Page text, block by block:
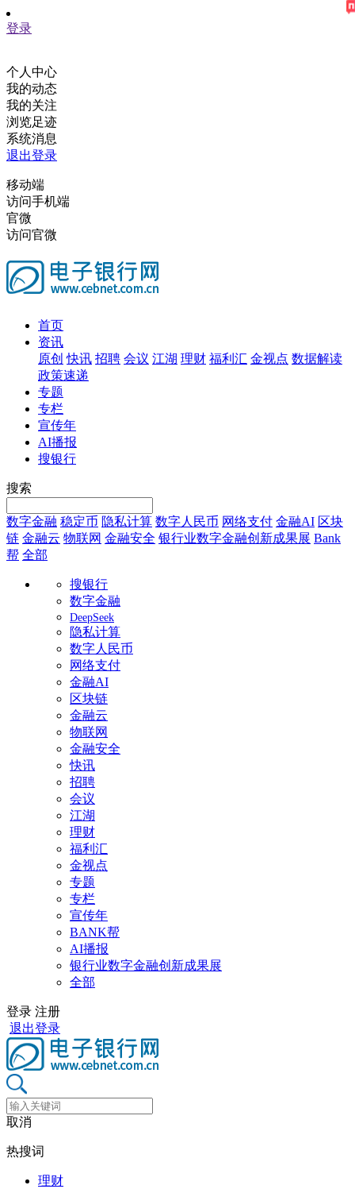
登录
个人中心
我的动态
我的关注
浏览足迹
系统消息
退出登录
移动端
访问手机端
官微
访问官微
首页
资讯
原创 快讯 招聘 会议 江湖 理财 福利汇 金视点 数据解读
政策速递
专题
专栏
宣传年
AI播报
搜银行
搜索
数字金融 稳定币 隐私计算 数字人民币 网络支付 金融AI 区块
链 金融云 物联网 金融安全 银行业数字金融创新成果展 Bank
帮 全部
搜银行
数字金融
DeepSeek
隐私计算
数字人民币
网络支付
金融AI
区块链
金融云
物联网
金融安全
快讯
招聘
会议
江湖
理财
福利汇
金视点
专题
专栏
宣传年
BANK帮
AI播报
银行业数字金融创新成果展
全部
登录 注册
退出登录
取消
热搜词
理财